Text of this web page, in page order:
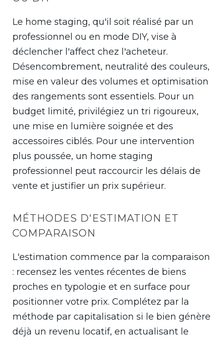
Le home staging, qu'il soit réalisé par un
professionnel ou en mode DIY, vise à
déclencher l'affect chez l'acheteur.
Désencombrement, neutralité des couleurs,
mise en valeur des volumes et optimisation
des rangements sont essentiels. Pour un
budget limité, privilégiez un tri rigoureux,
une mise en lumière soignée et des
accessoires ciblés. Pour une intervention
plus poussée, un home staging
professionnel peut raccourcir les délais de
vente et justifier un prix supérieur.
MÉTHODES D'ESTIMATION ET
COMPARAISON
L'estimation commence par la comparaison
: recensez les ventes récentes de biens
proches en typologie et en surface pour
positionner votre prix. Complétez par la
méthode par capitalisation si le bien génère
déjà un revenu locatif, en actualisant le